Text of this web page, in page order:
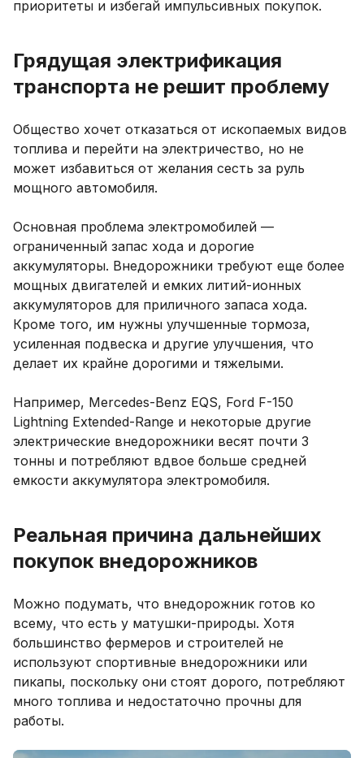
приоритеты и избегай импульсивных покупок.
Грядущая электрификация
транспорта не решит проблему
Общество хочет отказаться от ископаемых видов
топлива и перейти на электричество, но не
может избавиться от желания сесть за руль
мощного автомобиля.
Основная проблема электромобилей —
ограниченный запас хода и дорогие
аккумуляторы. Внедорожники требуют еще более
мощных двигателей и емких литий-ионных
аккумуляторов для приличного запаса хода.
Кроме того, им нужны улучшенные тормоза,
усиленная подвеска и другие улучшения, что
делает их крайне дорогими и тяжелыми.
Например, Mercedes-Benz EQS, Ford F-150
Lightning Extended-Range и некоторые другие
электрические внедорожники весят почти 3
тонны и потребляют вдвое больше средней
емкости аккумулятора электромобиля.
Реальная причина дальнейших
покупок внедорожников
Можно подумать, что внедорожник готов ко
всему, что есть у матушки-природы. Хотя
большинство фермеров и строителей не
используют спортивные внедорожники или
пикапы, поскольку они стоят дорого, потребляют
много топлива и недостаточно прочны для
работы.